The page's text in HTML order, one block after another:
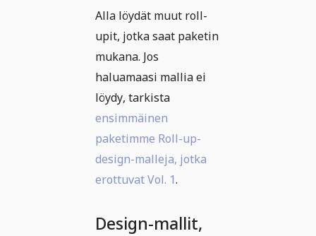
Alla löydät muut roll-
upit, jotka saat paketin
mukana. Jos
haluamaasi mallia ei
löydy, tarkista
ensimmäinen
paketimme Roll-up-
design-malleja, jotka
erottuvat Vol. 1.
Design-mallit,